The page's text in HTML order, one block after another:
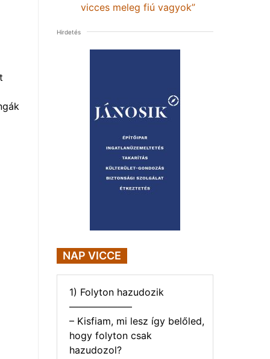
vicces meleg fiú vagyok”
Hirdetés
NAP VICCE
1) Folyton hazudozik
——————–
– Kisfiam, mi lesz így belőled,
hogy folyton csak
hazudozol?